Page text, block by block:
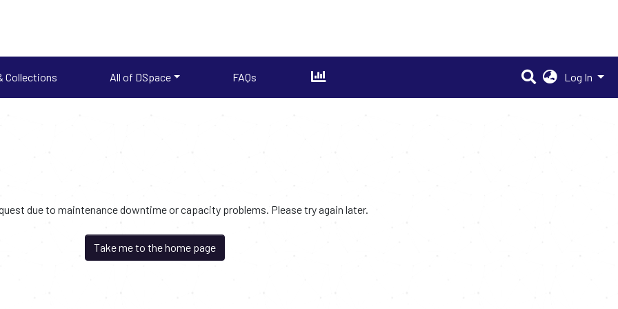
Collections All of DSpace FAQs Log In
due to maintenance downtime or capacity problems. Please try again later.
Take me to the home page